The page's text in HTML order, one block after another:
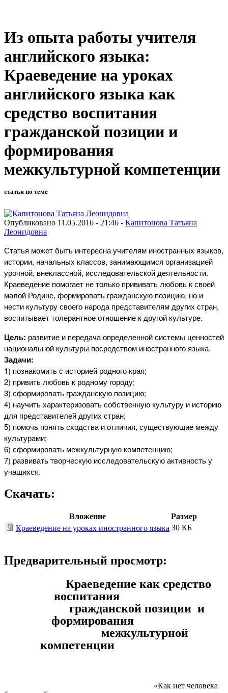
Из опыта работы учителя
английского языка:
Краеведение на уроках
английского языка как
средство воспитания
гражданской позиции и
формирования
межкультурной компетенции
статья по теме
Опубликовано 11.05.2016 - 21:46 - Капитонова Татьяна
Леонидовна
Статья может быть интересна учителям иностранных языков,
истории, начальных классов, занимающимся организацией
урочной, внеклассной, исследовательской деятельности.
Краеведение помогает не только прививать любовь к своей
малой Родине, формировать гражданскую позицию, но и
нести культуру своего народа представителям других стран,
воспитывает толерантное отношение к другой культуре.
Цель: развитие и передача определенной системы ценностей
национальной культуры посредством иностранного языка.
Задачи:
1) познакомить с историей родного края;
2) привить любовь к родному городу;
3) сформировать гражданскую позицию;
4) научить характеризовать собственную культуру и историю
для представителей других стран;
5) помочь понять сходства и отличия, существующие между
культурами;
6) сформировать межкультурную компетенцию;
7) развивать творческую исследовательскую активность у
учащихся.
Скачать:
Вложение
Размер
Краеведение на уроках иностранного языка 30 КБ
Предварительный просмотр:
Краеведение как средство
воспитания
гражданской позиции и
формирования
межкультурной
компетенции
«Как нет человека